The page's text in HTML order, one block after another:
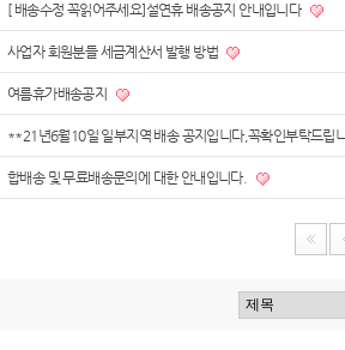
[ 배송수정 꼭읽어주세요]설연휴 배송공지 안내입니다
사업자 회원분들 세금계산서 발행 방법
여름휴가배송공지
**21년6월10일 일부지역 배송 공지입니다,꼭확인부탁드립
합배송 및 무료배송문의에 대한 안내입니다.